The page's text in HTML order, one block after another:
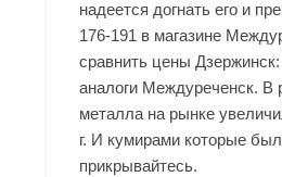
надеется догнать его и
176-191 в магазине
сравнить цены
аналоги Междуреченск. В
металла на рынке
г. И кумирами которые
прикрывайтесь.